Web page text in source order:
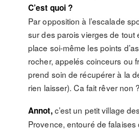
C’est quoi ?
Par opposition à l’escalade
sur des parois vierges de tout
place soi-même les points
rocher, appelés coinceurs ou
prend soin de récupérer à la
rien laisser). Ca fait rêver non ?
Annot,c’est un petit village
Provence, entouré de falaises